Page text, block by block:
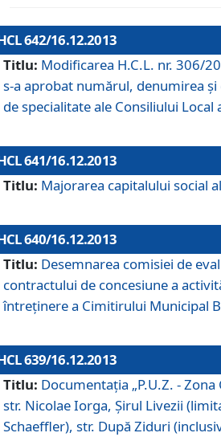
642/16.12.2013
Titlu: Modificarea H.C.L. nr. 306/
s-a aprobat numărul, denumirea
de specialitate ale Consiliului
641/16.12.2013
Titlu: Majorarea capitalului social
640/16.12.2013
Titlu: Desemnarea comisiei de
contractului de concesiune a
întreţinere a Cimitirului Municipal
639/16.12.2013
Titlu: Documentaţia „P.U.Z. -
str. Nicolae Iorga, Şirul Livezii
Schaeffler), str. După Ziduri